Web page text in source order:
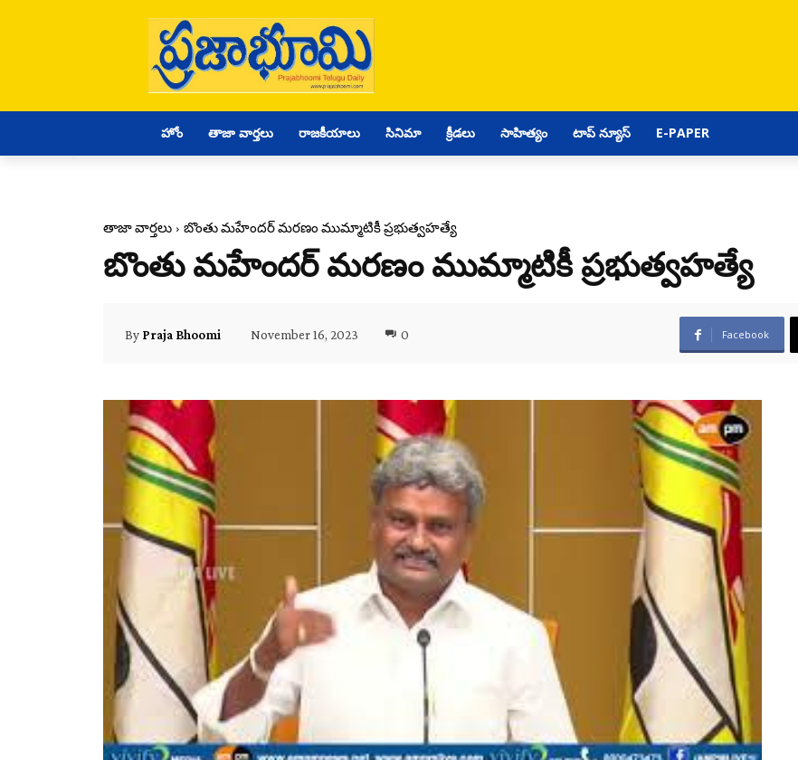
హోం తాజా వార్తలు రాజకీయాలు సినిమా క్రీడలు సాహిత్యం టాప్ న్యూస్ E-PAPER
తాజా వార్తలు బొంతు మహేందర్ మరణం ముమ్మాటికీ ప్రభుత్వహత్యే
బొంతు మహేందర్ మరణం ముమ్మాటికీ ప్రభుత్వహత్యే
By Praja Bhoomi November 16, 2023 0 Facebook